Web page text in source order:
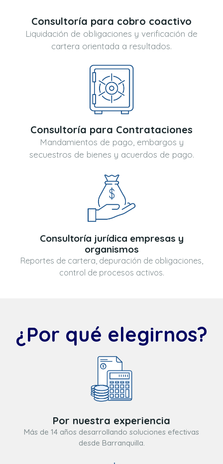
Consultoría para cobro coactivo
Liquidación de obligaciones y verificación de
cartera orientada a resultados.
Consultoría para Contrataciones
Mandamientos de pago, embargos y
secuestros de bienes y acuerdos de pago.
Consultoría jurídica empresas y
organismos
Reportes de cartera, depuración de obligaciones,
control de procesos activos.
¿Por qué elegirnos?
Por nuestra experiencia
Más de 14 años desarrollando soluciones efectivas
desde Barranquilla.